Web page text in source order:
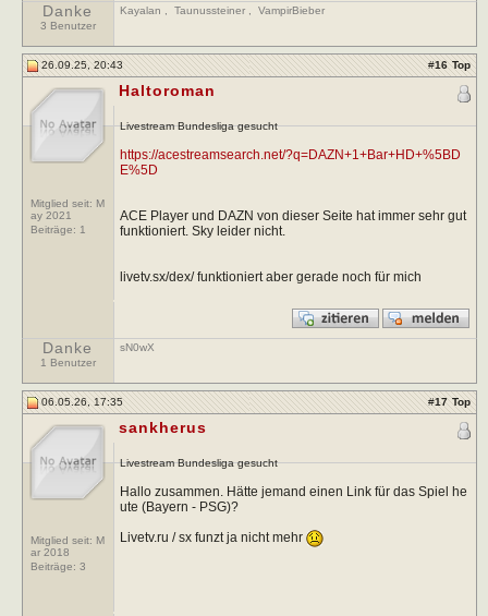
Danke
3 Benutzer
Kayalan Taunussteiner VampirBieber
26.09.25, 20:43 #16 Top
Mitglied seit: M
ay 2021
Beiträge: 1
Haltoroman
Livestream Bundesliga gesucht
https://acestreamsearch.net/?q=DAZN+1+Bar+HD+%5BD
E%5D
ACE Player und DAZN von dieser Seite hat immer sehr gut
funktioniert. Sky leider nicht.
livetv.sx/dex/ funktioniert aber gerade noch für mich
Danke
1 Benutzer
sN0wX
06.05.26, 17:35 #17 Top
Mitglied seit: M
ar 2018
Beiträge: 3
sankherus
Livestream Bundesliga gesucht
Hallo zusammen. Hätte jemand einen Link für das Spiel he
ute (Bayern - PSG)?
Livetv.ru / sx funzt ja nicht mehr